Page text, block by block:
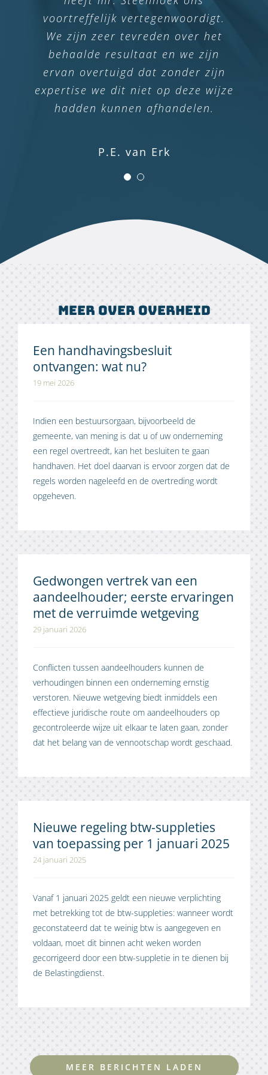
voortreffelijk vertegenwoordigt.
We zijn zeer tevreden over het
behaalde resultaat en we zijn
ervan overtuigd dat zonder zijn
expertise we dit niet op deze wijze
hadden kunnen afhandelen.
P.E. van Erk
Meer over overheid
Een handhavingsbesluit
ontvangen: wat nu?
19 mei 2026
Indien een bestuursorgaan, bijvoorbeeld de
gemeente, van mening is dat u of uw onderneming
een regel overtreedt, kan het besluiten te gaan
handhaven. Het doel daarvan is ervoor zorgen dat de
regels worden nageleefd en de overtreding wordt
opgeheven.
Gedwongen vertrek van een
aandeelhouder; eerste ervaringen
met de verruimde wetgeving
29 januari 2026
Conflicten tussen aandeelhouders kunnen de
verhoudingen binnen een onderneming ernstig
verstoren. Nieuwe wetgeving biedt inmiddels een
effectieve juridische route om aandeelhouders op
gecontroleerde wijze uit elkaar te laten gaan, zonder
dat het belang van de vennootschap wordt geschaad.
Nieuwe regeling btw-suppleties
van toepassing per 1 januari 2025
24 januari 2025
Vanaf 1 januari 2025 geldt een nieuwe verplichting
met betrekking tot de btw-suppleties: wanneer wordt
geconstateerd dat te weinig btw is aangegeven en
voldaan, moet dit binnen acht weken worden
gecorrigeerd door een btw-suppletie in te dienen bij
de Belastingdienst.
MEER BERICHTEN LADEN